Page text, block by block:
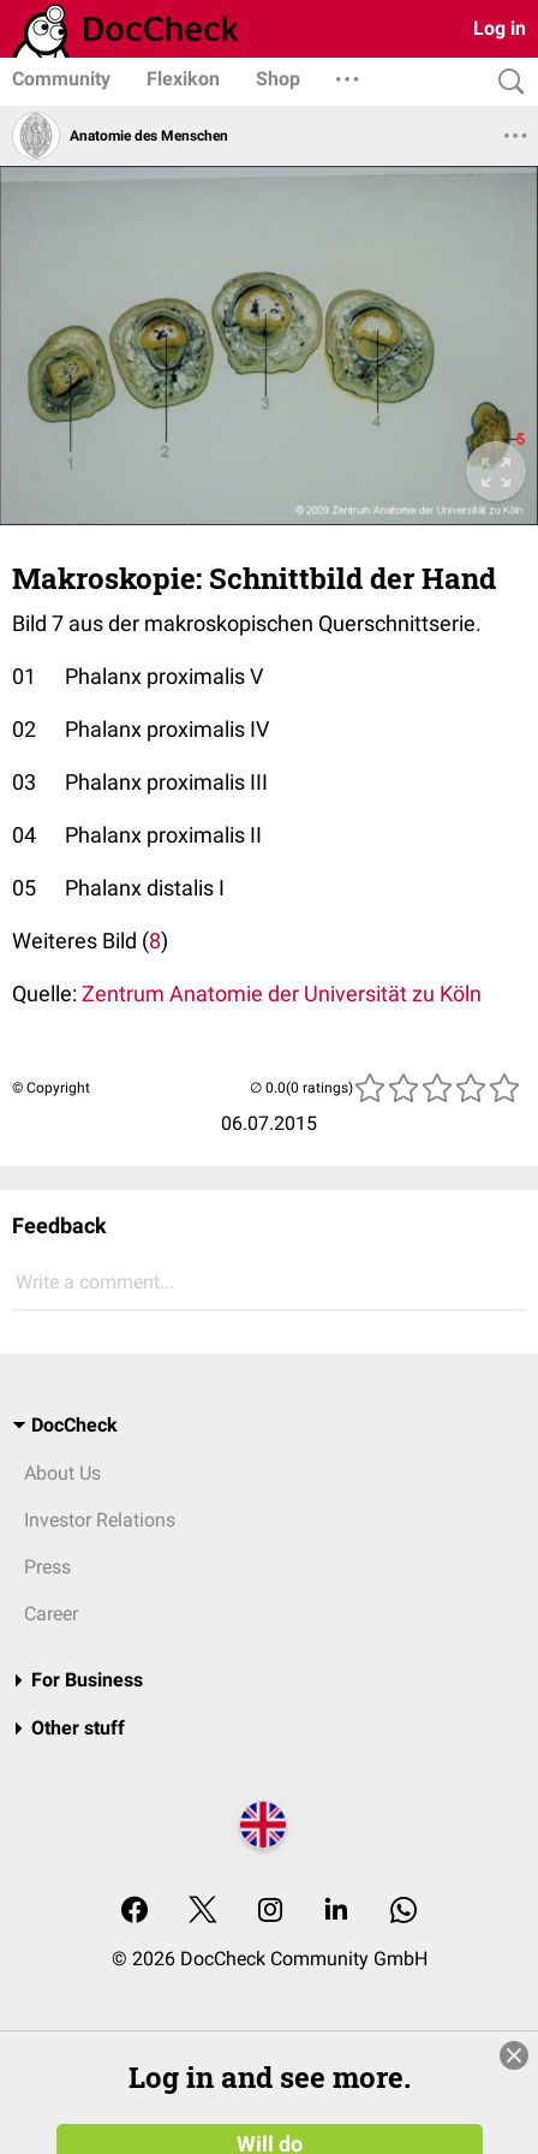
Log in
Community Flexikon Shop
Anatomie des Menschen
Makroskopie: Schnittbild der Hand
Bild 7 aus der makroskopischen Querschnittserie.
01 Phalanx proximalis V
02 Phalanx proximalis IV
03 Phalanx proximalis III
04 Phalanx proximalis II
05 Phalanx distalis I
Weiteres Bild (8)
Quelle:Zentrum Anatomie der Universität zu Köln
© Copyright
06.07.2015
(0 ratings)
Feedback
Write a comment...
DocCheck
About Us
Investor Relations
Press
Career
For Business
Other stuff
© 2026 DocCheck Community GmbH
Log in and see more.
Will do